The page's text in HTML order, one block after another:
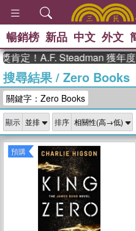
熱搜
、
獎
登輝
偉
暢銷榜 新品 中文 外文
A.F. Steadman 獲年度作家
搜尋結果/ Zero Books
關鍵字：Zero Books
顯示 排序
預購